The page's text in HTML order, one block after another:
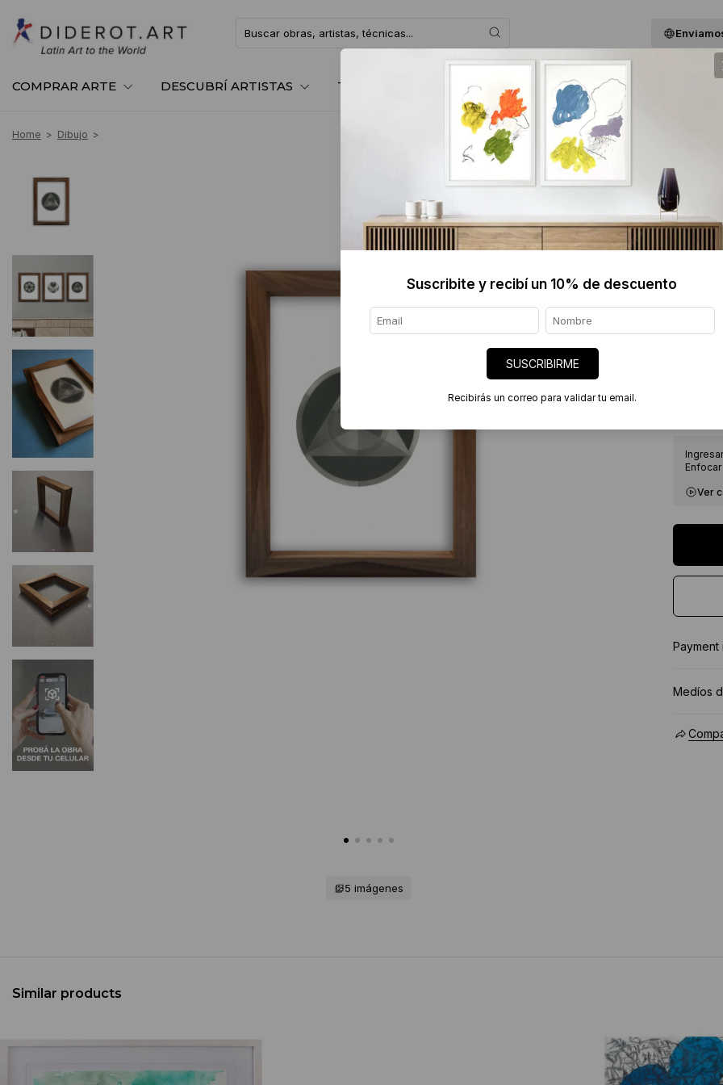
COMPRAR ARTE DESCUBRÍ ARTISTAS TE ASESORAMOS BLOG QUIENES SOMOS
Home > Dibujo >
5 imágenes
$890
Ver
Payment
Medíos
Similar products
Suscribite y recibí un 10% de descuento
SUSCRIBIRME
Recibirás un correo para validar tu email.